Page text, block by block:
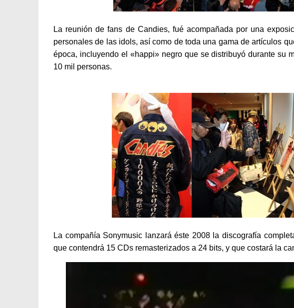
La reunión de fans de Candies, fué acompañada por una
personales de las idols, así como de toda una gama de artículos
época, incluyendo el «happi» negro que se distribuyó durante su
10 mil personas.
La compañía Sonymusic lanzará éste 2008 la discografía
que contendrá 15 CDs remasterizados a 24 bits, y que costará la